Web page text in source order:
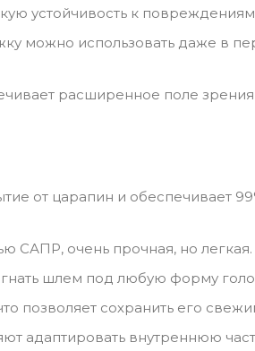
устойчивость к повреждениям
можно использовать даже в
расширенное поле
от царапин и обеспечивает
САПР, очень прочная, но легкая.
шлем под любую форму
позволяет сохранить его
адаптировать внутреннюю